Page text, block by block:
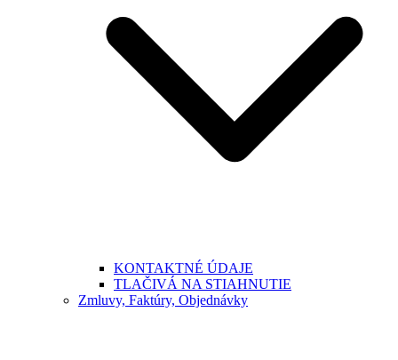
KONTAKTNÉ ÚDAJE
TLAČIVÁ NA STIAHNUTIE
Zmluvy, Faktúry, Objednávky